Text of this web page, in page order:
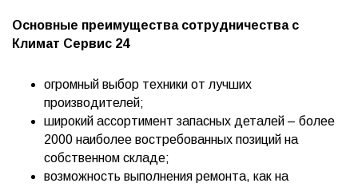
Основные преимущества сотрудничества с
Климат Сервис 24
огромный выбор техники от лучших
производителей;
широкий ассортимент запасных деталей – более
2000 наиболее востребованных позиций на
собственном складе;
возможность выполнения ремонта, как на